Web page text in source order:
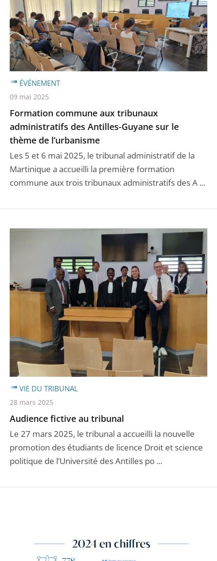
Formation commune aux tribunaux
administratifs des Antilles-Guyane sur le
thème de l’urbanisme
Les 5 et 6 mai 2025, le tribunal administratif de la
Martinique a accueilli la première formation
commune aux trois tribunaux administratifs des A ...
ÉVÉNEMENT
09 mai 2025
Audience fictive au tribunal
Le 27 mars 2025, le tribunal a accueilli la nouvelle
promotion des étudiants de licence Droit et science
politique de l’Université des Antilles po ...
VIE DU TRIBUNAL
28 mars 2025